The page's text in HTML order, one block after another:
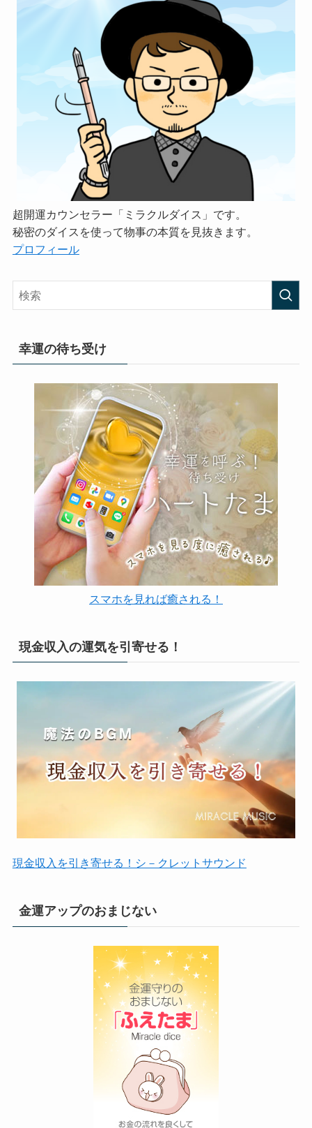
超開運カウンセラー「ミラクルダイス」です。
秘密のダイスを使って物事の本質を見抜きます。
プロフィール
幸運の待ち受け
スマホを見れば癒される！
現金収入の運気を引寄せる！
現金収入を引き寄せる！シ－クレットサウンド
金運アップのおまじない